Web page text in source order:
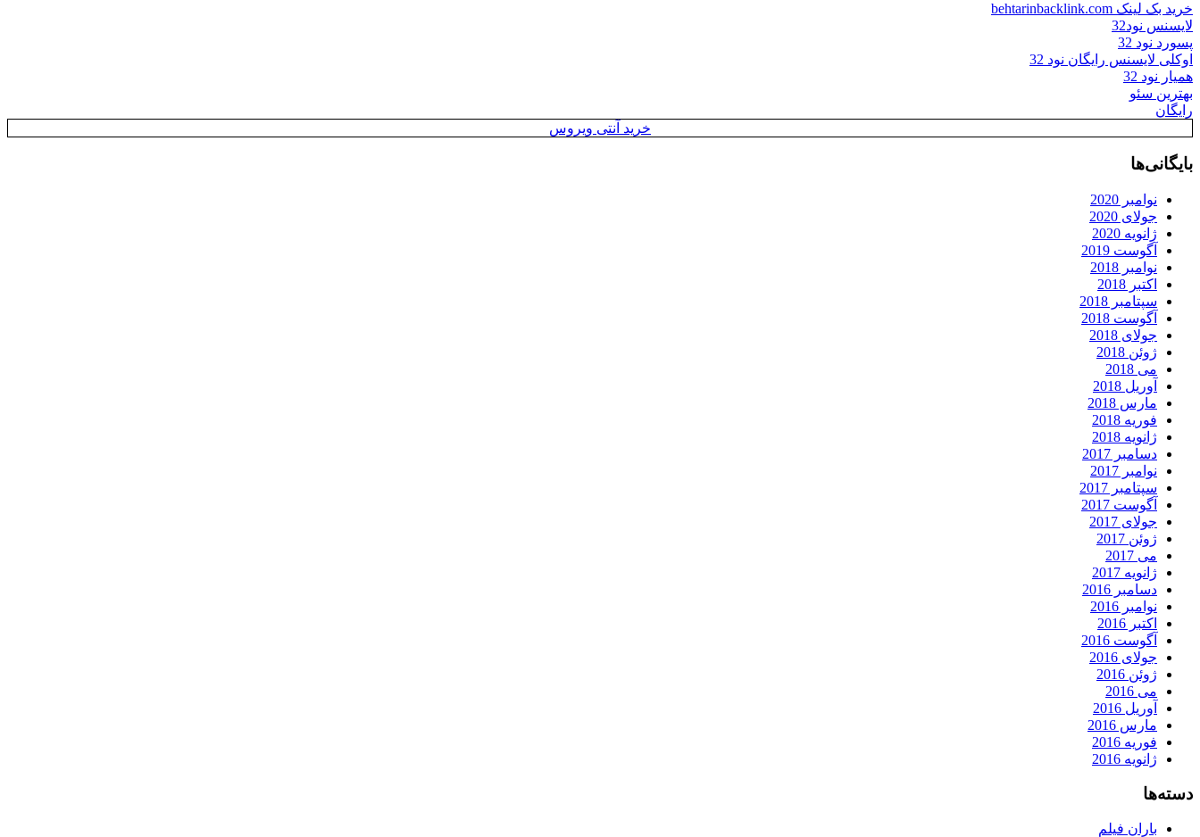
خرید بک لینک behtarinbacklink.com
لایسنس نود32
پسورد نود 32
اوکلی لایسنس رایگان نود 32
همیار نود 32
بهترین سئو
رایگان
خرید آنتی ویروس
بایگانی‌ها
نوامبر 2020
جولای 2020
ژانویه 2020
آگوست 2019
نوامبر 2018
اکتبر 2018
سپتامبر 2018
آگوست 2018
جولای 2018
ژوئن 2018
می 2018
آوریل 2018
مارس 2018
فوریه 2018
ژانویه 2018
دسامبر 2017
نوامبر 2017
سپتامبر 2017
آگوست 2017
جولای 2017
ژوئن 2017
می 2017
ژانویه 2017
دسامبر 2016
نوامبر 2016
اکتبر 2016
آگوست 2016
جولای 2016
ژوئن 2016
می 2016
آوریل 2016
مارس 2016
فوریه 2016
ژانویه 2016
دسته‌ها
باران فیلم